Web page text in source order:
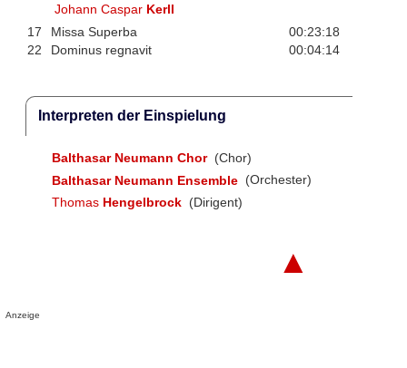
Johann Caspar Kerll
17
Missa Superba
00:23:18
22
Dominus regnavit 00:04:14
Interpreten der Einspielung
Balthasar Neumann Chor (Chor)
Balthasar Neumann Ensemble (Orchester)
Thomas Hengelbrock (Dirigent)
▲
Anzeige